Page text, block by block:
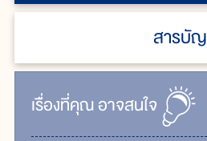
สารบัญ
เรื่ิองที่คุณอาจสนใจ